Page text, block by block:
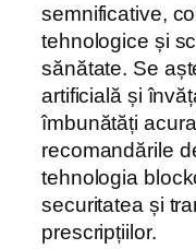
semnificative,
tehnologice și
sănătate. Se
artificială și
îmbunătăți
recomandările
tehnologia
securitatea și
prescripțiilor.